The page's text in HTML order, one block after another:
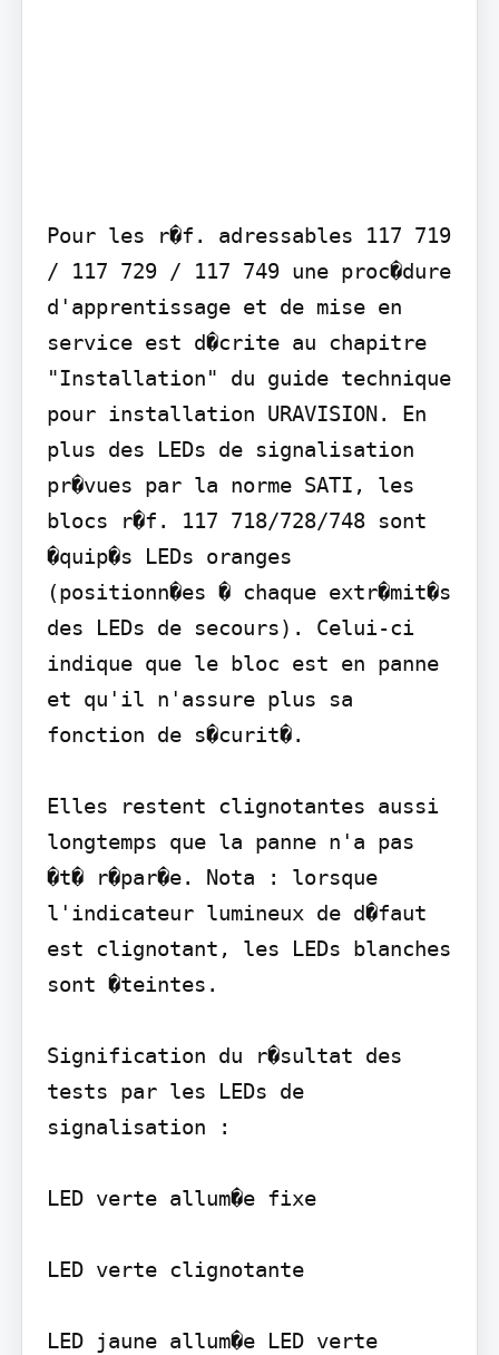
Pour les r�f. adressables 117 719
/ 117 729 / 117 749 une proc�dure
d'apprentissage et de mise en
service est d�crite au chapitre
"Installation" du guide technique
pour installation URAVISION. En
plus des LEDs de signalisation
pr�vues par la norme SATI, les
blocs r�f. 117 718/728/748 sont
�quip�s LEDs oranges
(positionn�es � chaque extr�mit�s
des LEDs de secours). Celui-ci
indique que le bloc est en panne
et qu'il n'assure plus sa
fonction de s�curit�.
Elles restent clignotantes aussi
longtemps que la panne n'a pas
�t� r�par�e. Nota : lorsque
l'indicateur lumineux de d�faut
est clignotant, les LEDs blanches
sont �teintes.
Signification du r�sultat des
tests par les LEDs de
signalisation :
LED verte allum�e fixe
LED verte clignotante
LED jaune allum�e LED verte